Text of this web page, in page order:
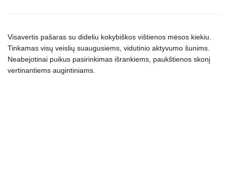
daudzums
Visavertis pašaras su dideliu kokybiškos vištienos mėsos kiekiu.
Tinkamas visų veislių suaugusiems, vidutinio aktyvumo šunims.
Neabejotinai puikus pasirinkimas išrankiems, paukštienos skonį
vertinantiems augintiniams.